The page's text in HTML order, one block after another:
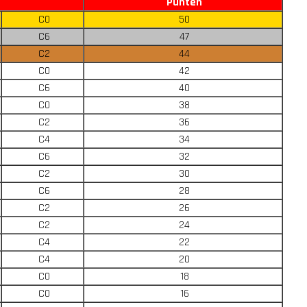
C0
50
C6
47
C2
44
C0
42
C6
40
C0
38
C2
36
C4
34
C6
32
C2
30
C6
28
C2
26
C2
24
C4
22
C4
20
C0
18
C0
16